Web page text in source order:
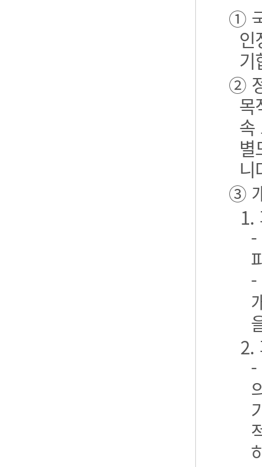
①
인
기
②
목
속
니
③
1.
-
-
2.
-